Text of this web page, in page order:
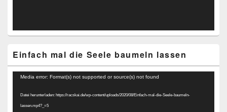
Einfach mal die Seele baumeln lassen
Video-
Media error: Format(s) not supported or source(s) not found
Datei herunterladen: https://racskai.de/wp-content/uploads/2020/08/Einfach-mal-die-Seele-baumeln-
lassen.mp4?_=5